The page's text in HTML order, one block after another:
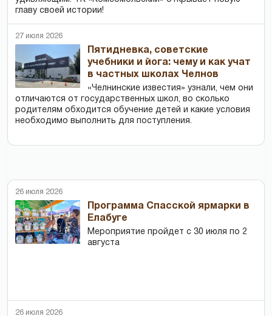
главу своей истории!
27 июля 2026
Пятидневка, советские
учебники и йога: чему и как учат
в частных школах Челнов
«Челнинские известия» узнали, чем они
отличаются от государственных школ, во сколько
родителям обходится обучение детей и какие условия
необходимо выполнить для поступления.
26 июля 2026
Программа Спасской ярмарки в
Елабуге
Мероприятие пройдет с 30 июля по 2
августа
26 июля 2026